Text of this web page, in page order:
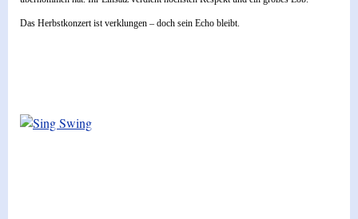
Das Herbstkonzert ist verklungen – doch sein Echo bleibt.